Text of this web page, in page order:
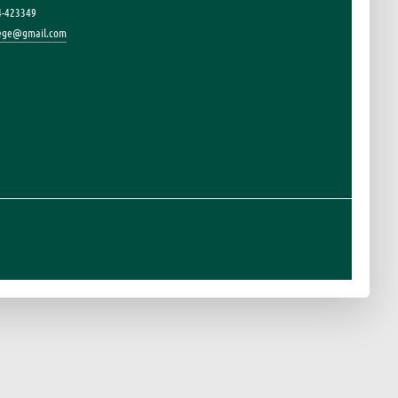
423349